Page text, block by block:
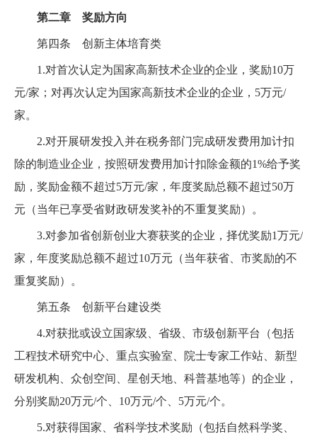
第二章 奖励方向
第四条 创新主体培育类
1.对首次认定为国家高新技术企业的企业，奖励10万
元/家；对再次认定为国家高新技术企业的企业，5万元/
家。
2.对开展研发投入并在税务部门完成研发费用加计扣
除的制造业企业，按照研发费用加计扣除金额的1%给予奖
励，奖励金额不超过5万元/家，年度奖励总额不超过50万
元（当年已享受省财政研发奖补的不重复奖励）。
3.对参加省创新创业大赛获奖的企业，择优奖励1万元/
家，年度奖励总额不超过10万元（当年获省、市奖励的不
重复奖励）。
第五条 创新平台建设类
4.对获批或设立国家级、省级、市级创新平台（包括
工程技术研究中心、重点实验室、院士专家工作站、新型
研发机构、众创空间、星创天地、科普基地等）的企业，
分别奖励20万元/个、10万元/个、5万元/个。
5.对获得国家、省科学技术奖励（包括自然科学奖、